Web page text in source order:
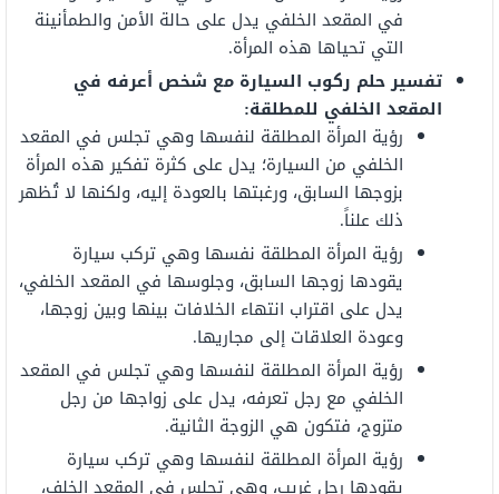
في المقعد الخلفي يدل على حالة الأمن والطمأنينة
التي تحياها هذه المرأة.
تفسير حلم ركوب السيارة مع شخص أعرفه في
المقعد الخلفي للمطلقة:
رؤية المرأة المطلقة لنفسها وهي تجلس في المقعد
الخلفي من السيارة؛ يدل على كثرة تفكير هذه المرأة
بزوجها السابق، ورغبتها بالعودة إليه، ولكنها لا تُظهر
ذلك علناً.
رؤية المرأة المطلقة نفسها وهي تركب سيارة
يقودها زوجها السابق، وجلوسها في المقعد الخلفي،
يدل على اقتراب انتهاء الخلافات بينها وبين زوجها،
وعودة العلاقات إلى مجاريها.
رؤية المرأة المطلقة لنفسها وهي تجلس في المقعد
الخلفي مع رجل تعرفه، يدل على زواجها من رجل
متزوج، فتكون هي الزوجة الثانية.
رؤية المرأة المطلقة لنفسها وهي تركب سيارة
يقودها رجل غريب، وهي تجلس في المقعد الخلف،